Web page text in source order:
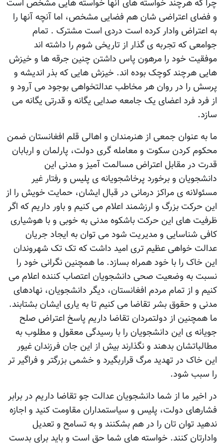
چرا که هرچند خواسته های آنها خواسته هایی مشخص است
و فضای اعتراضی شان هم فضایی مشخص، اما آنچه آنها را
به اعتراض وادار کرده است دردی است مشترک . تمام
جوامعی که تجربه ی گذار از تاریخی شوم را داشته اند
موفقیت خود را مرهون پاس داشتن چنین جرقه ها و خیزش
هایی هرچند کوچک بوده اند. خیزش هایی که بذر اندیشه و
پرسش را در روان هر مخاطب عدالتخواهی بوجود می آرود و
از فرد فرد اعضای یک جامعه صدایی یگانه و قدرتی یگانه می
سازد.
ما به عنوان جمعی از هنرمندان و اهالی قلم افغانستان ضمن
محکوم کردن سکوت و معامله گری دولت، پارلمان و اربابان
قدرت در مقابل اعتراض مسالمت آمیز و مدنی این
دانشجویان و برخورد پرخاشجویانه ی پلیس و رفتار غیر
مسئولانه ی مراکز درمانی در قبال ایشان، حمایت خویش را از
این حرکت بزرگ و ارزشمند اعلام می کنیم و باور داریم که اگر
ظرفیت های این حرکت باشکوه مدنی به خوبی و با هوشیاری
کافی شناسایی و مدیریت شود می توان به ایجاد جریان
عدالت خواهی عظیم تری امید داشت که تک تک شهروندان
این خاک را با خود همراه بسازد. ما همچنین نگرانی خود را
نسبت به وضعیت صحی دانشجویان اعتصاب کننده اعلام می
کنیم و از تمام مردم افغانستان، دیگر دانشجویان، نهادهای
مدنی و حقوق بشر تقاضا می کنیم تا به یاری ایشان بشتابند.
ما همچنین از دولتمردان تقاضا داریم پاسخ اعتراض صلح
جویانه ی این دانشجویان را با رسیدگی معقول و مطلوب به
مطالباتشان بدهند و نگذارند بیش از این جان فرزندان غیور
این خاک در تهدید مرگ قراربگیرد و خشمی بزرگتر و فراگیر تر
را سبب شود.
در اخیر ما از شما دانشجویان عدالت جو تقاضا داریم در برابر
فشارهای دولت، پلیس و سیاستمداران مقاومت کنید و اجازه
ندهید توان تان را در هم بشکنند و به تسامح و تعدیل
وادارتان کنند. خواسته های شما حق است و باید برای بدست